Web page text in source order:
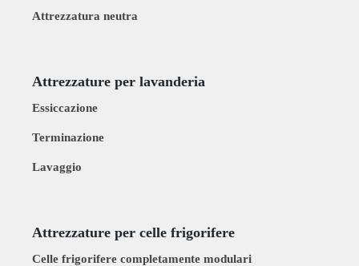
Attrezzatura neutra
Attrezzature per lavanderia
Essiccazione
Terminazione
Lavaggio
Attrezzature per celle frigorifere
Celle frigorifere completamente modulari